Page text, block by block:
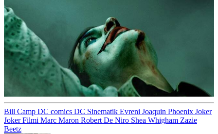
Bill Camp DC comics DC Sinematik Evreni Joaquin Phoenix Joker
Joker Filmi Marc Maron Robert De Niro Shea Whigham Zazie
Beetz